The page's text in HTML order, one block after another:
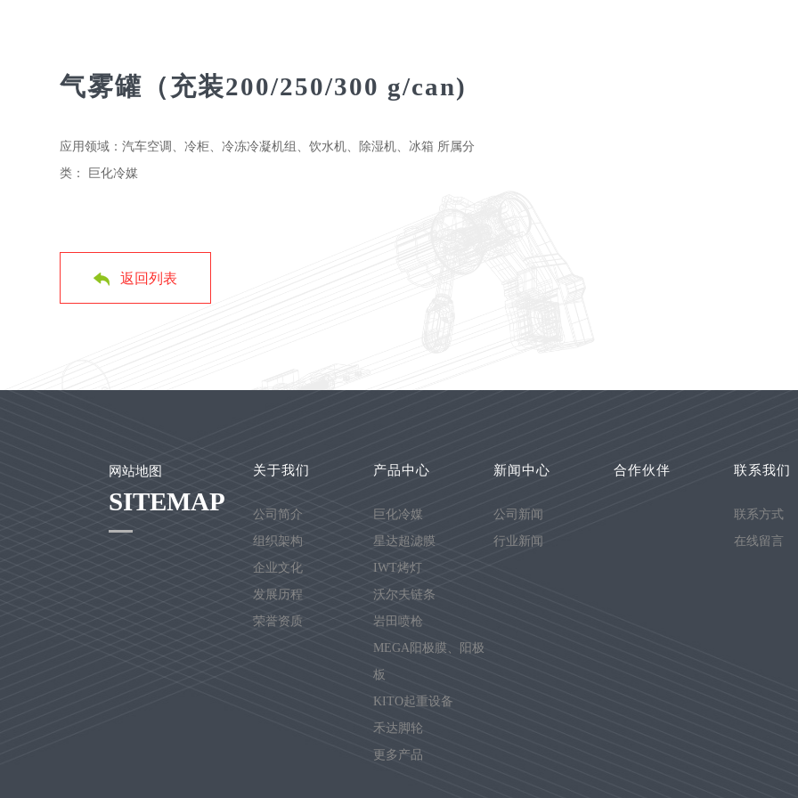
气雾罐（充装200/250/300 g/can)
应用领域：汽车空调、冷柜、冷冻冷凝机组、饮水机、除湿机、冰箱 所属分
类： 巨化冷媒
返回列表
网站地图
SITEMAP
关于我们
公司简介
组织架构
企业文化
发展历程
荣誉资质
产品中心
巨化冷媒
星达超滤膜
IWT烤灯
沃尔夫链条
岩田喷枪
MEGA阳极膜、阳极
板
KITO起重设备
禾达脚轮
更多产品
新闻中心
公司新闻
行业新闻
合作伙伴 联系我们
联系方式
在线留言